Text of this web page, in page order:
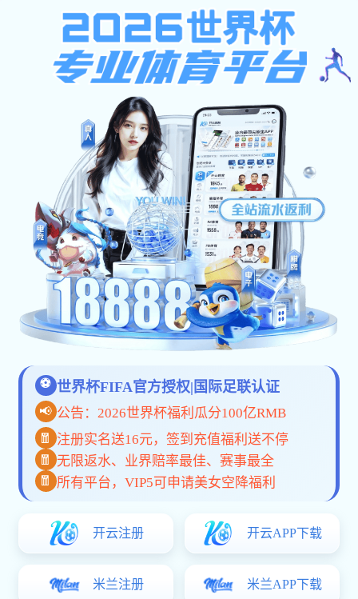
PRODUCTS
产品中心
>产品中心>物性测试仪器
产品中心
分析仪器
生命科学仪器
通用检测仪器
物性测试仪器
TDS-48RD
高精度电子分析天平